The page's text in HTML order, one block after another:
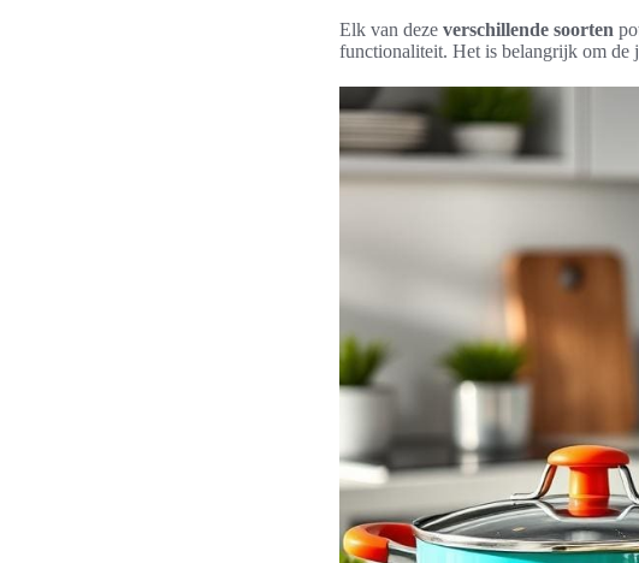
Elk van deze verschillende soorten
functionaliteit. Het is belangrijk om de